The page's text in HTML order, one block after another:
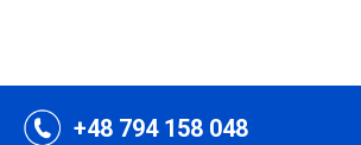
+48 794 158 048